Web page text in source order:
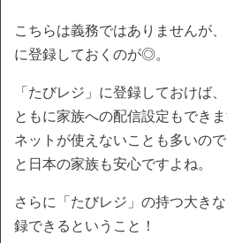
こちらは義務ではありませんが
に登録しておくのが◎。
「たびレジ」に登録しておけば
ともに家族への配信設定もでき
ネットが使えないことも多いの
と日本の家族も安心ですよね。
さらに「たびレジ」の持つ大き
録できるということ！